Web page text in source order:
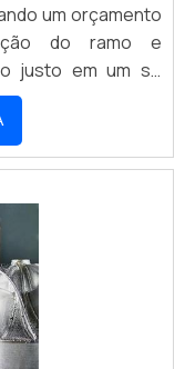
um orçamento
do ramo e
justo em um só
de usinagem
mão de obra da
comprometimento
DE PEÇASHá
demonstrar
destacar entre as
peças, a Usifort
uma estrutura
são realizadas